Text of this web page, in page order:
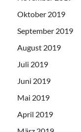
Oktober 2019
September 2019
August 2019
Juli 2019
Juni 2019
Mai 2019
April 2019